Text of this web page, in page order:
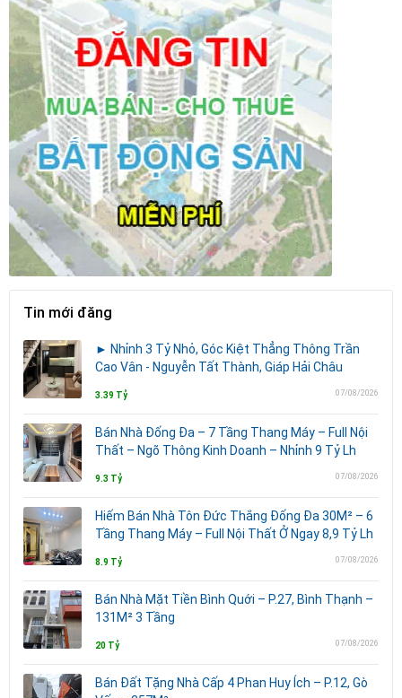
Tin mới đăng
► Nhỉnh 3 Tỷ Nhỏ, Góc Kiệt Thẳng Thông Trần
Cao Vân - Nguyễn Tất Thành, Giáp Hải Châu
3.39 Tỷ 07/08/2026
Bán Nhà Đống Đa – 7 Tầng Thang Máy – Full Nội
Thất – Ngõ Thông Kinh Doanh – Nhỉnh 9 Tỷ Lh
9.3 Tỷ 07/08/2026
Hiếm Bán Nhà Tôn Đức Thắng Đống Đa 30M² – 6
Tầng Thang Máy – Full Nội Thất Ở Ngay 8,9 Tỷ Lh
8.9 Tỷ 07/08/2026
Bán Nhà Mặt Tiền Bình Quới – P.27, Bình Thạnh –
131M² 3 Tầng
20 Tỷ 07/08/2026
Bán Đất Tặng Nhà Cấp 4 Phan Huy Ích – P.12, Gò